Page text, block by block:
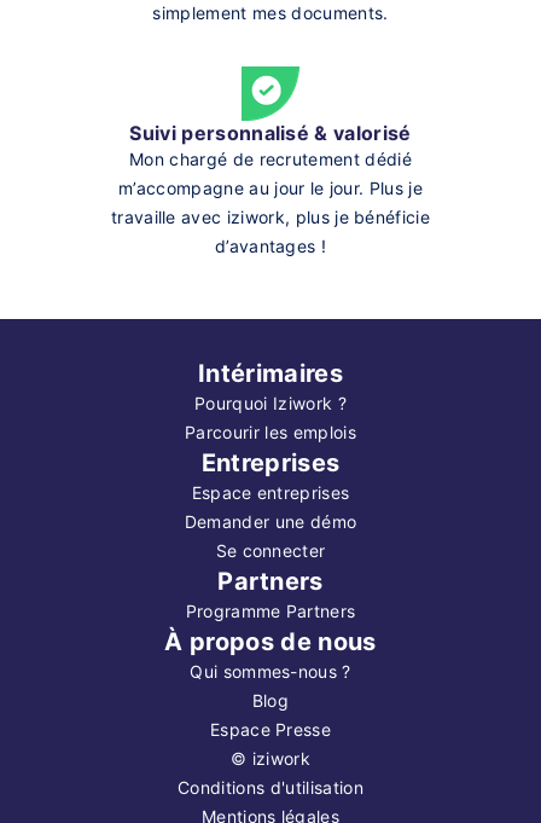
simplement mes documents.
Suivi personnalisé & valorisé
Mon chargé de recrutement dédié
m’accompagne au jour le jour. Plus je
travaille avec iziwork, plus je bénéficie
d’avantages !
Intérimaires
Pourquoi Iziwork ?
Parcourir les emplois
Entreprises
Espace entreprises
Demander une démo
Se connecter
Partners
Programme Partners
À propos de nous
Qui sommes-nous ?
Blog
Espace Presse
© iziwork
Conditions d'utilisation
Mentions légales